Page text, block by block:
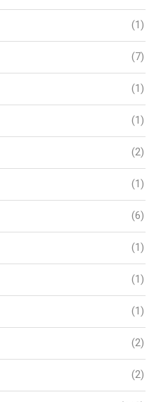
(1)
(7)
(1)
(1)
(2)
(1)
(6)
(1)
(1)
(1)
(2)
(2)